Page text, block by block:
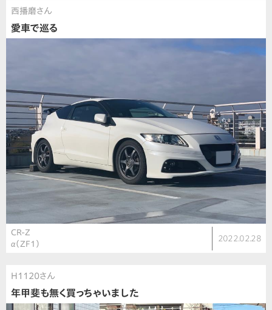
西播磨さん
愛車で巡る
CR-Z
α（ZF1）
2022.02.28
H1120さん
年甲斐も無く買っちゃいました